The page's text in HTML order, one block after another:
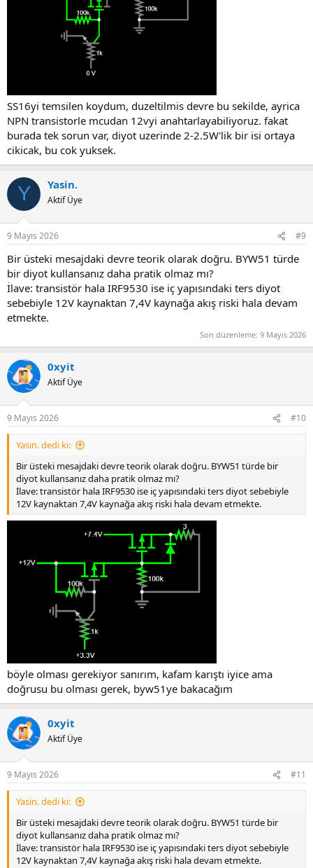
SS16yi temsilen koydum, duzeltilmis devre bu sekilde, ayrica
NPN transistorle mcudan 12vyi anahtarlayabiliyoruz. fakat
burada tek sorun var, diyot uzerinde 2-2.5W'lik bir isi ortaya
cikicak, bu cok yuksek.
Y Yasin.
Aktif Üye
9 Mayıs 2026 #9
Bir üsteki mesajdaki devre teorik olarak doğru. BYW51 türde
bir diyot kullansanız daha pratik olmaz mı?
İlave: transistör hala IRF9530 ise iç yapısındaki ters diyot
sebebiyle 12V kaynaktan 7,4V kaynağa akış riski hala devam
etmekte.
Son düzenleme: 9 Mayıs 2026
0xyit
Aktif Üye
9 Mayıs 2026 #10
Yasin. dedi ki:
Bir üsteki mesajdaki devre teorik olarak doğru. BYW51 türde bir
diyot kullansanız daha pratik olmaz mı?
İlave: transistör hala IRF9530 ise iç yapısındaki ters diyot sebebiyle
12V kaynaktan 7,4V kaynağa akış riski hala devam etmekte.
böyle olması gerekiyor sanırım, kafam karıştı iyice ama
doğrusu bu olması gerek, byw51ye bakacağım
0xyit
Aktif Üye
9 Mayıs 2026 #11
Yasin. dedi ki:
Bir üsteki mesajdaki devre teorik olarak doğru. BYW51 türde bir
diyot kullansanız daha pratik olmaz mı?
İlave: transistör hala IRF9530 ise iç yapısındaki ters diyot sebebiyle
12V kaynaktan 7,4V kaynağa akış riski hala devam etmekte.